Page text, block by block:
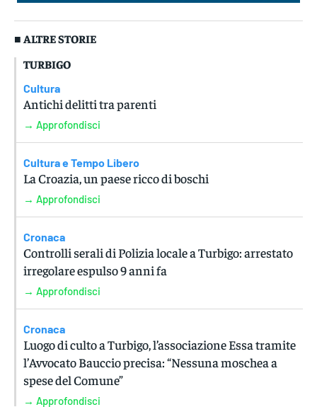
■ ALTRE STORIE
TURBIGO
Cultura
Antichi delitti tra parenti
→ Approfondisci
Cultura e Tempo Libero
La Croazia, un paese ricco di boschi
→ Approfondisci
Cronaca
Controlli serali di Polizia locale a Turbigo: arrestato
irregolare espulso 9 anni fa
→ Approfondisci
Cronaca
Luogo di culto a Turbigo, l’associazione Essa tramite
l’Avvocato Bauccio precisa: “Nessuna moschea a
spese del Comune”
→ Approfondisci